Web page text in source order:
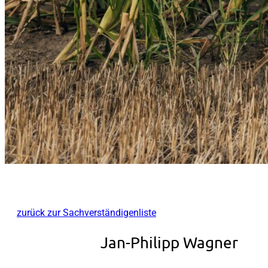
zurück zur Sachverständigenliste
Jan-Philipp Wagner